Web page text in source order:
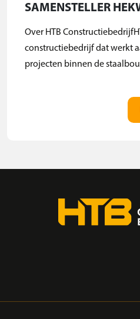
SAMENSTELLER
Over HTB
constructiebedrijf dat werkt
projecten binnen de